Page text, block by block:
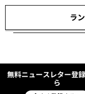
ラ
無料ニュースレター登
ら